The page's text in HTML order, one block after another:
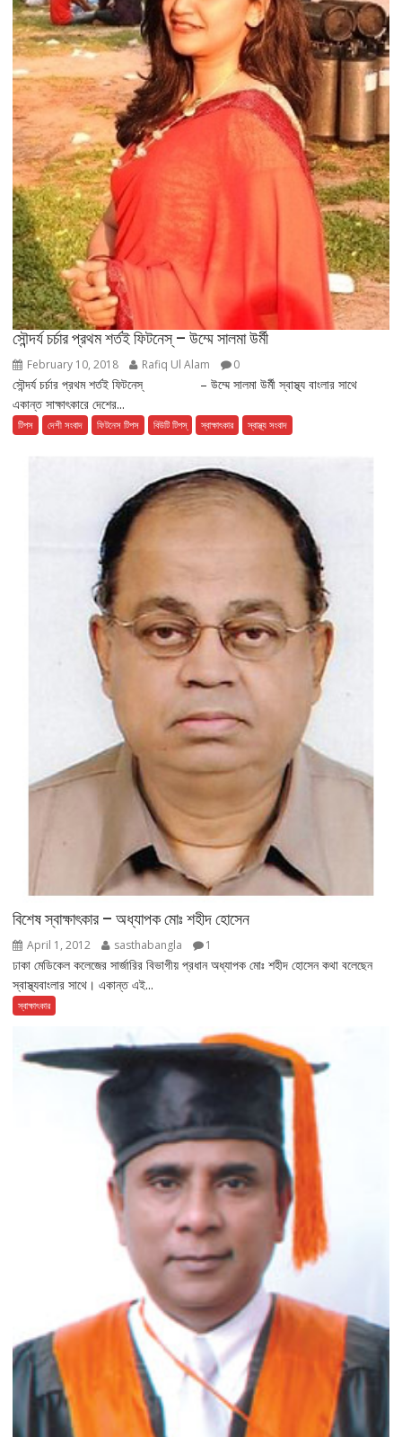
সৌন্দর্য চর্চার প্রথম শর্তই ফিটনেস্ – উম্মে সালমা উর্মী
February 10, 2018 Rafiq Ul Alam 0
সৌন্দর্য চর্চার প্রথম শর্তই ফিটনেস্ – উম্মে সালমা উর্মী স্বাস্থ্য বাংলার সাথে
একান্ত সাক্ষাৎকারে দেশের...
টিপস দেশী সংবাদ ফিটনেস টিপস বিউটি টিপস্ স্বাক্ষাৎকার স্বাস্থ্য সংবাদ
বিশেষ স্বাক্ষাৎকার – অধ্যাপক মোঃ শহীদ হোসেন
April 1, 2012 sasthabangla 1
ঢাকা মেডিকেল কলেজের সার্জারির বিভাগীয় প্রধান অধ্যাপক মোঃ শহীদ হোসেন কথা বলেছেন
স্বাস্থ্যবাংলার সাথে। একান্ত এই...
স্বাক্ষাৎকার